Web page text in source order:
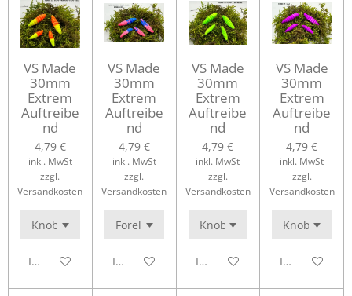
VS Made
30mm
Extrem
Auftreibe
nd
4,79 €
inkl. MwSt
zzgl.
Versandkosten
In den Warenkorb
VS Made
30mm
Extrem
Auftreibe
nd
4,79 €
inkl. MwSt
zzgl.
Versandkosten
In den Warenkorb
VS Made
30mm
Extrem
Auftreibe
nd
4,79 €
inkl. MwSt
zzgl.
Versandkosten
In den Warenkorb
VS Made
30mm
Extrem
Auftreibe
nd
4,79 €
inkl. MwSt
zzgl.
Versandkosten
In den